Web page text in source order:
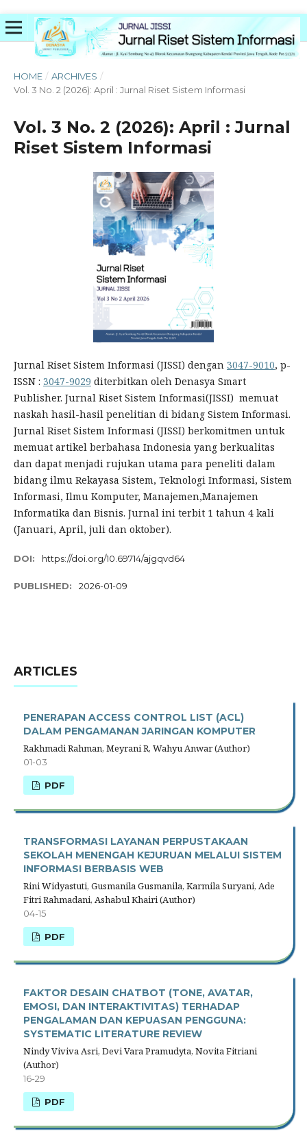
HOME / ARCHIVES /
Vol. 3 No. 2 (2026): April : Jurnal Riset Sistem Informasi
Vol. 3 No. 2 (2026): April : Jurnal
Riset Sistem Informasi
Jurnal Riset Sistem Informasi (JISSI) dengan 3047-9010, p-
ISSN : 3047-9029 diterbitkan oleh Denasya Smart
Publisher. Jurnal Riset Sistem Informasi(JISSI) memuat
naskah hasil-hasil penelitian di bidang Sistem Informasi.
Jurnal Riset Sistem Informasi (JISSI) berkomitmen untuk
memuat artikel berbahasa Indonesia yang berkualitas
dan dapat menjadi rujukan utama para peneliti dalam
bidang ilmu Rekayasa Sistem, Teknologi Informasi, Sistem
Informasi, Ilmu Komputer, Manajemen,Manajemen
Informatika dan Bisnis. Jurnal ini terbit 1 tahun 4 kali
(Januari, April, juli dan oktober).
DOI: https://doi.org/10.69714/ajgqvd64
PUBLISHED: 2026-01-09
ARTICLES
PENERAPAN ACCESS CONTROL LIST (ACL)
DALAM PENGAMANAN JARINGAN KOMPUTER
Rakhmadi Rahman, Meyrani R, Wahyu Anwar (Author)
01-03
PDF
TRANSFORMASI LAYANAN PERPUSTAKAAN
SEKOLAH MENENGAH KEJURUAN MELALUI SISTEM
INFORMASI BERBASIS WEB
Rini Widyastuti, Gusmanila Gusmanila, Karmila Suryani, Ade
Fitri Rahmadani, Ashabul Khairi (Author)
04-15
PDF
FAKTOR DESAIN CHATBOT (TONE, AVATAR,
EMOSI, DAN INTERAKTIVITAS) TERHADAP
PENGALAMAN DAN KEPUASAN PENGGUNA:
SYSTEMATIC LITERATURE REVIEW
Nindy Viviva Asri, Devi Vara Pramudyta, Novita Fitriani
(Author)
16-29
PDF